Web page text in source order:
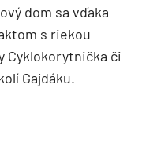
dom sa vďaka
s riekou
Cyklokorytnička či
Gajdáku.